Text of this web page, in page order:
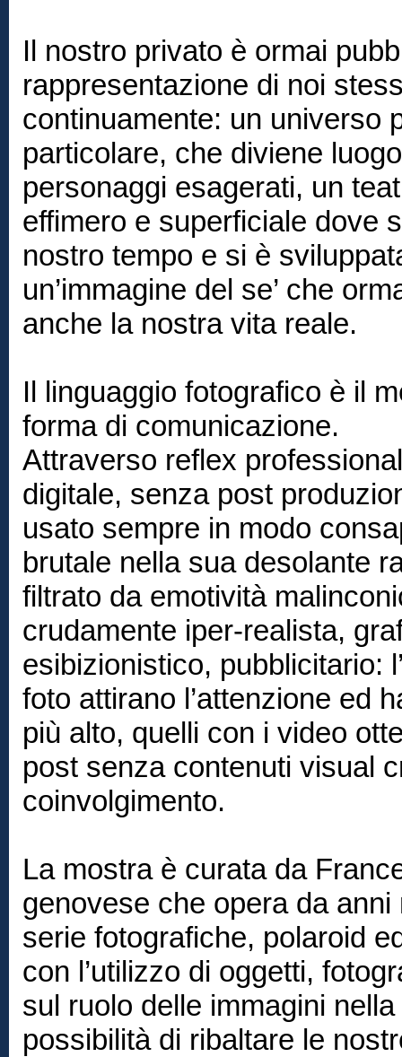
Il nostro privato è ormai
rappresentazione di noi
continuamente: un universo
particolare, che diviene
personaggi esagerati, un
effimero e superficiale dove
nostro tempo e si è
un’immagine del se’ che
anche la nostra vita reale.
Il linguaggio fotografico è il
forma di comunicazione.
Attraverso reflex
digitale, senza post
usato sempre in modo
brutale nella sua desolante
filtrato da emotività
crudamente iper-realista,
esibizionistico, pubblicitario:
foto attirano l’attenzione ed
più alto, quelli con i video
post senza contenuti visual
coinvolgimento.
La mostra è curata da
genovese che opera da anni
serie fotografiche, polaroid
con l’utilizzo di oggetti,
sul ruolo delle immagini
possibilità di ribaltare le